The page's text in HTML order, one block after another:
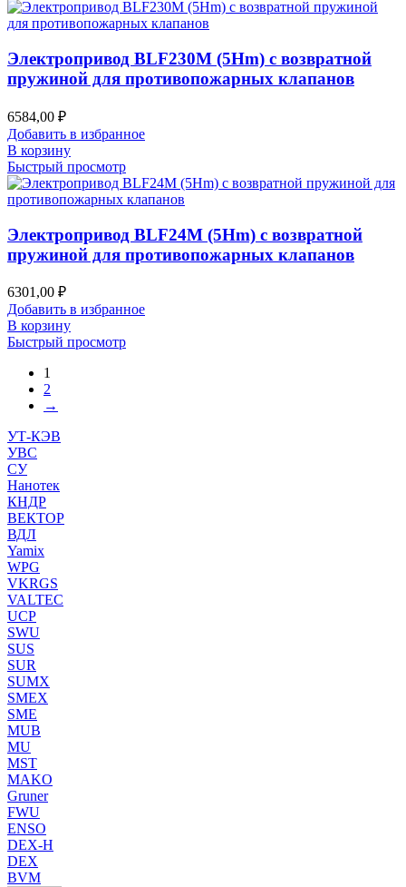
Электропривод BLF230M (5Hm) с возвратной
пружиной для противопожарных клапанов
6584,00 ₽
Добавить в избранное
В корзину
Быстрый просмотр
Электропривод BLF24M (5Hm) с возвратной
пружиной для противопожарных клапанов
6301,00 ₽
Добавить в избранное
В корзину
Быстрый просмотр
1
2
→
УТ-КЭВ
УВС
СУ
Нанотек
КНДР
ВЕКТОР
ВДЛ
Yamix
WPG
VKRGS
VALTEC
UCP
SWU
SUS
SUR
SUMX
SMEX
SME
MUB
MU
MST
MAKO
Gruner
FWU
ENSO
DEX-H
DEX
BVM